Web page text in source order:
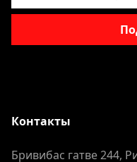
Контакты
Бривибас гатве 244,